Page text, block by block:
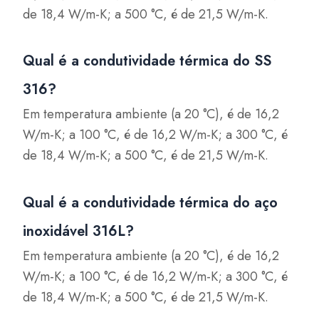
de 18,4 W/m-K; a 500 °C, é de 21,5 W/m-K.
Qual é a condutividade térmica do SS
316?
Em temperatura ambiente (a 20 °C), é de 16,2
W/m-K; a 100 °C, é de 16,2 W/m-K; a 300 °C, é
de 18,4 W/m-K; a 500 °C, é de 21,5 W/m-K.
Qual é a condutividade térmica do aço
inoxidável 316L?
Em temperatura ambiente (a 20 °C), é de 16,2
W/m-K; a 100 °C, é de 16,2 W/m-K; a 300 °C, é
de 18,4 W/m-K; a 500 °C, é de 21,5 W/m-K.